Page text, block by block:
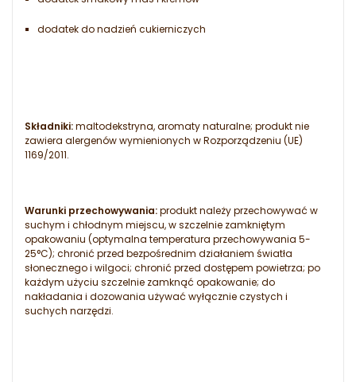
dodatek do nadzień cukierniczych
Składniki:maltodekstryna, aromaty naturalne; produkt nie
zawiera alergenów wymienionych w Rozporządzeniu (UE)
1169/2011.
Warunki przechowywania:produkt należy przechowywać w
suchym i chłodnym miejscu, w szczelnie zamkniętym
opakowaniu (optymalna temperatura przechowywania 5-
25°C); chronić przed bezpośrednim działaniem światła
słonecznego i wilgoci; chronić przed dostępem powietrza; po
każdym użyciu szczelnie zamknąć opakowanie; do
nakładania i dozowania używać wyłącznie czystych i
suchych narzędzi.